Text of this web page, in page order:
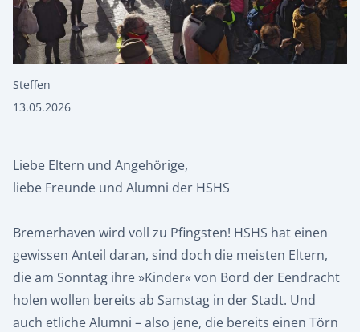
Steffen
13.05.2026
Liebe Eltern und Angehörige,
liebe Freunde und Alumni der HSHS
Bremerhaven wird voll zu Pfingsten! HSHS hat einen
gewissen Anteil daran, sind doch die meisten Eltern,
die am Sonntag ihre »Kinder« von Bord der Eendracht
holen wollen bereits ab Samstag in der Stadt. Und
auch etliche Alumni – also jene, die bereits einen Törn